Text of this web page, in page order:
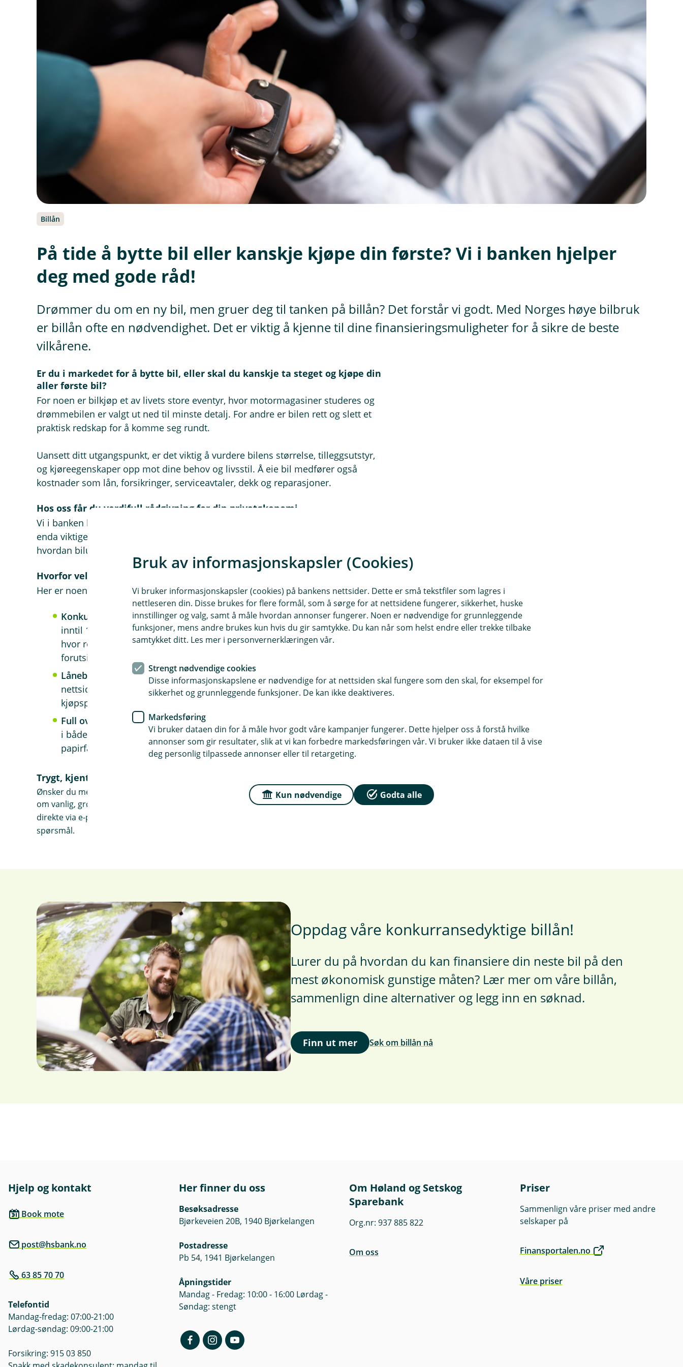
Billån
På tide å bytte bil eller kanskje kjøpe din første? Vi i banken hjelper
deg med gode råd!
Drømmer du om en ny bil, men gruer deg til tanken på billån? Det forstår vi godt. Med Norges høye bilbruk
er billån ofte en nødvendighet. Det er viktig å kjenne til dine finansieringsmuligheter for å sikre de beste
vilkårene.
Er du i markedet for å bytte bil, eller skal du kanskje ta steget og kjøpe din
aller første bil?
For noen er bilkjøp et av livets store eventyr, hvor motormagasiner studeres og
drømmebilen er valgt ut ned til minste detalj. For andre er bilen rett og slett et
praktisk redskap for å komme seg rundt.
Uansett ditt utgangspunkt, er det viktig å vurdere bilens størrelse, tilleggsutstyr,
og kjøreegenskaper opp mot dine behov og livsstil. Å eie bil medfører også
kostnader som lån, forsikringer, serviceavtaler, dekk og reparasjoner.
Hos oss får du verdifull rådgivning for din privatøkonomi
Vi i banken kan ikke mye om bilens tekniske spesifikasjoner, men vi kan tilby noe
enda viktigere – personlig økonomisk rådgivning som hjelper deg å forstå
hvordan bilutgiftene vil påvirke din økonomi nå og i fremtiden.
Hvorfor velge billån hos oss?
Her er noen gode grunner til å velge oss for ditt billån:
Konkurransedyktige lån: Vi tilbyr lån med opp til 100 % finansiering og
inntil 10 års nedbetalingstid. I motsetning til noen tilbud fra bilforhandlere,
hvor renten kan øke etter kampanjeperioden, gir vi deg et lån med klare og
forutsigbare vilkår.
Lånebevis på noen få klikk:Få et lånebevis raskt og enkelt gjennom vår
nettside, og ha det klart før du besøker bilforhandleren. Dette forenkler
kjøpsprosessen betraktelig.
Full oversikt over økonomi og lån:
i både mobil- og nettbanken, noe som eliminerer behovet for månedlige
papirfakturaer og gir bedre økonomisk oversikt.
Trygt, kjent og personlig
Ønsker du mer informasjon eller er klar for å søke om lån? Besøk vår nettside for å søke
om vanlig, grønt eller kaskofritt billån, samt for å få et lånebevis. Du kan også kontakte oss
direkte via e-post på
spørsmål.
Oppdag våre konkurransedyktige billån!
Lurer du på hvordan du kan finansiere din neste bil på den
mest økonomisk gunstige måten? Lær mer om våre billån,
sammenlign dine alternativer og legg inn en søknad.
Finn ut mer Søk om billån nå
Hjelp og kontakt
Book mote
post@hsbank.no
63 85 70 70
Telefontid
Mandag-fredag: 07:00-21:00
Lørdag-søndag: 09:00-21:00
Forsikring: 915 03 850
Her finner du oss
Besøksadresse
Bjørkeveien 20B, 1940 Bjørkelangen
Postadresse
Pb 54, 1941 Bjørkelangen
Åpningstider
Mandag - Fredag: 10:00 - 16:00 Lørdag -
Søndag: stengt
Om Høland og Setskog
Sparebank
Org.nr: 937 885 822
Om oss
Priser
Sammenlign våre priser med andre
selskaper på
Finansportalen.no
Våre priser
Bruk av informasjonskapsler (Cookies)
Vi bruker informasjonskapsler (cookies) på bankens nettsider. Dette er små tekstfiler som lagres i
nettleseren din. Disse brukes for flere formål, som å sørge for at nettsidene fungerer, sikkerhet, huske
innstillinger og valg, samt å måle hvordan annonser fungerer. Noen er nødvendige for grunnleggende
funksjoner, mens andre brukes kun hvis du gir samtykke. Du kan når som helst endre eller trekke tilbake
samtykket ditt. Les mer i personvernerklæringen vår.
Strengt nødvendige cookies
Disse informasjonskapslene er nødvendige for at nettsiden skal fungere som den skal, for eksempel for
sikkerhet og grunnleggende funksjoner. De kan ikke deaktiveres.
Markedsføring
Vi bruker dataen din for å måle hvor godt våre kampanjer fungerer. Dette hjelper oss å forstå hvilke
annonser som gir resultater, slik at vi kan forbedre markedsføringen vår. Vi bruker ikke dataen til å vise
deg personlig tilpassede annonser eller til retargeting.
Kun nødvendige Godta alle